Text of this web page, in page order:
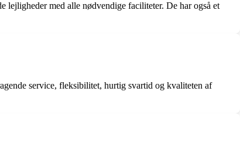
med alle nødvendige faciliteter. De har også et
service, fleksibilitet, hurtig svartid og kvaliteten af